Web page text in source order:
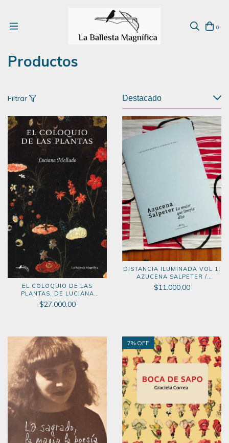
0
Productos
Filtrar
EL COLOQUIO DE LAS
PLANTAS, DE LUCIANA
MELLADO (LA BALLESTA
MAGNÍFICA, 2026) 3ERA
$27.000,00
DISTANCIA ILUMINADA VOL 1:
AZUCENA SALPETER /
VERÓNICA ARANDA
$11.000,00
7% OFF